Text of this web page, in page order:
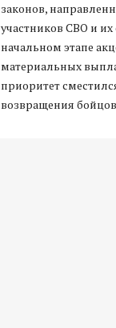
законов,
участников СВО и
начальном этапе
материальных
приоритет
возвращения